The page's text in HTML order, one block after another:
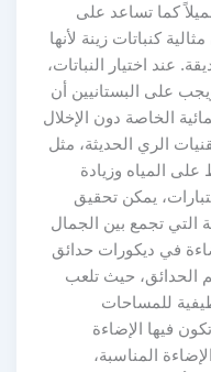
كما تساعد على
كنباتات زينة لأنها
عند اختيار النباتات،
على البستانيين أن
الخاصة دون الإخلال
الري الحديثة، مثل
على المياه وزيادة
يمكن تحقيق
التي تجمع بين الجمال
في ديكورات حدائق
الحدائق، حيث تلعب
للمساحات
فيها الإضاءة
المناسبة،